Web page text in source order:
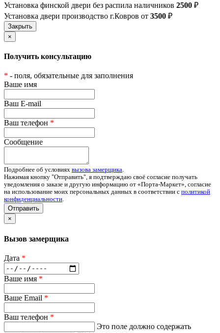
Установка финской двери без распила наличников 2500 ₽
Установка двери производство г.Ковров от 3500 ₽
×
Получить консультацию
* - поля, обязательные для заполнения
Ваше имя
Ваш E-mail
Ваш телефон *
Сообщение
Подробнее об условиях вызова замерщика.
Нажимая кнопку "Отправить", я подтверждаю своё согласие получать
уведомления о заказе и другую информацию от «Порта-Маркет», согласие
на использование моих персональных данных в соответствии с политикой
конфиденциальности.
Отправить
×
Вызов замерщика
Дата *
Ваше имя *
Ваше Email *
Ваш телефон *
Это поле должно содержать